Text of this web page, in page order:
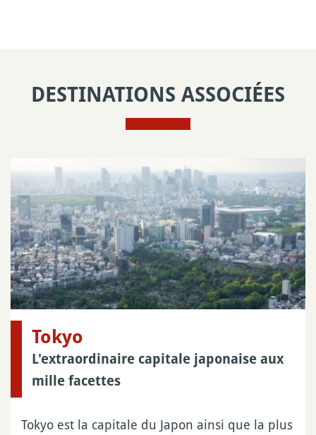
DESTINATIONS ASSOCIÉES
Tokyo
L'extraordinaire capitale japonaise aux
mille facettes
Tokyo est la capitale du Japon ainsi que la plus